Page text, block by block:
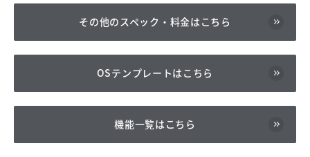
その他のスペック・料金はこちら
OSテンプレートはこちら
機能一覧はこちら